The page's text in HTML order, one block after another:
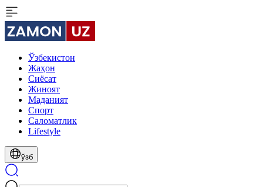
Ўзбекистон
Жаҳон
Сиёсат
Жиноят
Маданият
Спорт
Cаломатлик
Lifestyle
ўзб